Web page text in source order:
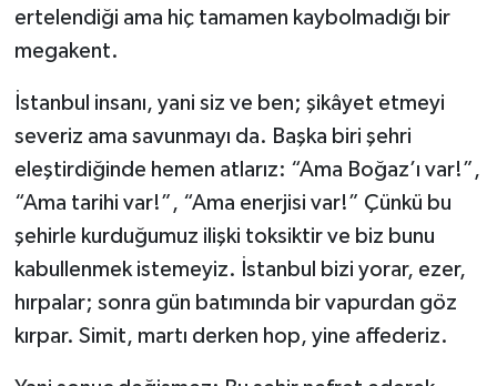
ertelendiği ama hiç tamamen kaybolmadığı bir
megakent.
İstanbul insanı, yani siz ve ben; şikâyet etmeyi
severiz ama savunmayı da. Başka biri şehri
eleştirdiğinde hemen atlarız: “Ama Boğaz’ı var!”,
“Ama tarihi var!”, “Ama enerjisi var!” Çünkü bu
şehirle kurduğumuz ilişki toksiktir ve biz bunu
kabullenmek istemeyiz. İstanbul bizi yorar, ezer,
hırpalar; sonra gün batımında bir vapurdan göz
kırpar. Simit, martı derken hop, yine affederiz.